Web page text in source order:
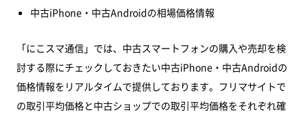
中古iPhone・中古Androidの相場価格情報
「にこスマ通信」では、中古スマートフォンの購入や売却を検
討する際にチェックしておきたい中古iPhone・中古Androidの
価格情報をリアルタイムで提供しております。フリマサイトで
の取引平均価格と中古ショップでの取引平均価格をそれぞれ確